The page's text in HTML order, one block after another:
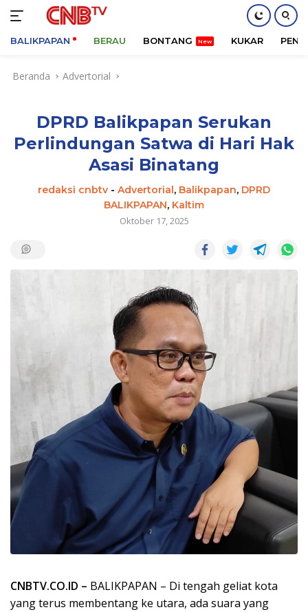
BALIKPAPAN BERAU BONTANG KUKAR
Beranda Advertorial
DPRD Balikpapan Serukan
Perlindungan Satwa di Hari Hak
Asasi Binatang
redaksi cnbtv - Advertorial, Balikpapan, DPRD
BALIKPAPAN, Kaltim
Oktober 17, 2025
CNBTV.CO.ID – BALIKPAPAN – Di tengah geliat kota
yang terus membentang ke utara, ada suara yang